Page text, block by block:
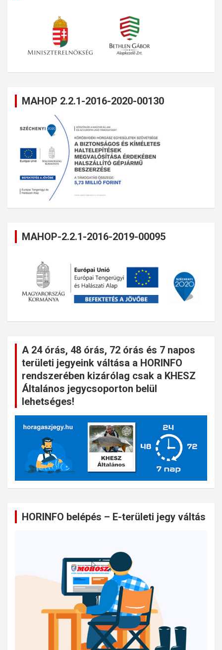
MAHOP 2.2.1-2016-2020-00130
MAHOP-2.2.1-2016-2019-00095
A 24 órás, 48 órás, 72 órás és 7 napos
területi jegyeink váltása a HORINFO
rendszerében kizárólag csak a KHESZ
Általános jegycsoporton belül
lehetséges!
HORINFO belépés – E-területi jegy váltás